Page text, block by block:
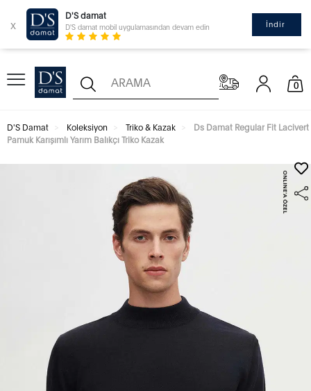
x
D'S damat
D'S damat mobil uygulamasından devam edin İndir
0
D'S Damat Koleksiyon Triko & Kazak
Ds Damat Regular Fit Lacivert
Pamuk Karışımlı Yarım Balıkçı Triko Kazak